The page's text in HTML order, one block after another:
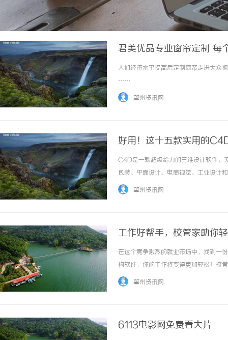
君美优品专业窗帘定制 每
人们经济水平提高后定制窗帘走进大众
……
肇州资讯网
好用！这十五款实用的
C4D是一款超级给力的三维设计软件，
包装、平面设计、电商视觉、工业设计
肇州资讯网
工作好帮手，校管家助你
在这个竞争激烈的就业市场中，找到一
构软件，你的工作将变得更加轻松！校
中的各种挑战。无论是排课、签到，还
肇州资讯网
6113电影网免费看大片